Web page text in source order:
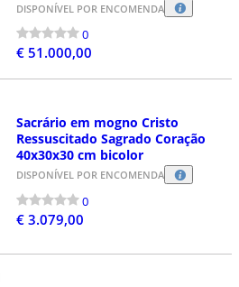
DISPONÍVEL POR ENCOMENDA
0
€ 51.000,00
Sacrário em mogno Cristo
Ressuscitado Sagrado Coração
40x30x30 cm bicolor
DISPONÍVEL POR ENCOMENDA
0
€ 3.079,00